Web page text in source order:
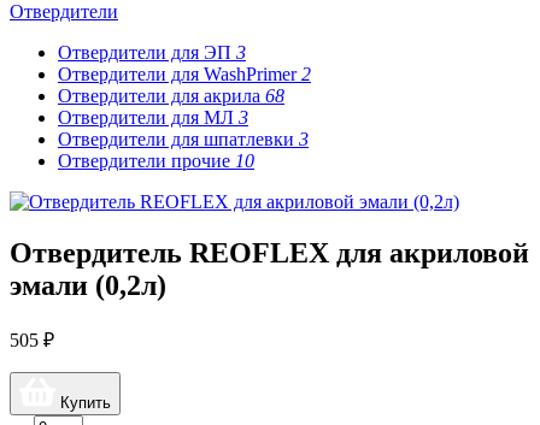
Отвердители
Отвердители для ЭП 3
Отвердители для WashPrimer2
Отвердители для акрила 68
Отвердители для МЛ 3
Отвердители для шпатлевки 3
Отвердители прочие 10
Отвердитель REOFLEX для акриловой
эмали (0,2л)
505 ₽
Купить